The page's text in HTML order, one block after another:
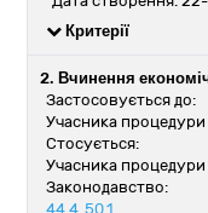
Критерії
2. Вчинення
Застосовується до:
Учасника процедури
Стосується:
Учасника процедури
Законодавство:
44.4 50.1